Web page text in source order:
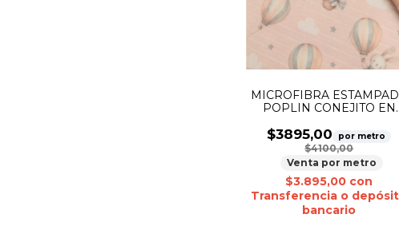
MICROFIBRA
POPLIN CONEJITO EN
$3895,00 por metro
$4100,00
Venta por metro
$3.895,00 con
Transferencia o
bancario